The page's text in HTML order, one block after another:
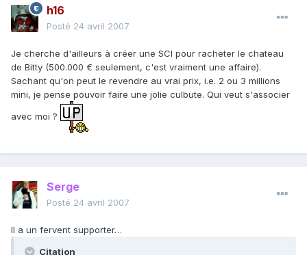
h16
Posté 24 avril 2007
Je cherche d'ailleurs à créer une SCI pour racheter le chateau
de Bitty (500.000 € seulement, c'est vraiment une affaire).
Sachant qu'on peut le revendre au vrai prix, i.e. 2 ou 3 millions
mini, je pense pouvoir faire une jolie culbute. Qui veut s'associer
avec moi ?
Serge
Posté 24 avril 2007
Il a un fervent supporter…
Citation